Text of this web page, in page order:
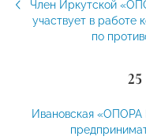
Член Иркутской
участвует в работе
по
Ивановская «ОПОРА